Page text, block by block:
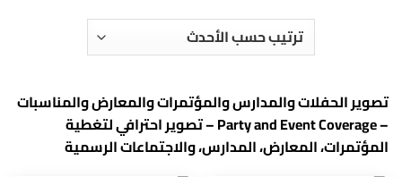
تصوير الحفلات والمدارس والمؤتمرات والمعارض والمناسبات
– Party and Event Coverage – تصوير احترافي لتغطية
المؤتمرات، المعارض، المدارس، والاجتماعات الرسمية